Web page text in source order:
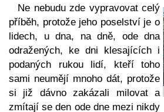
Ne nebudu zde vypravovat celý
příběh, protože jeho poselství je o
lidech, u dna, na dně, ode dna
odražených, ke dni klesajících i
podaných rukou lidí, kteří toho
sami neumějí mnoho dát, protože
si již dávno zakázali milovat a
zmítají se den ode dne mezi nikdy